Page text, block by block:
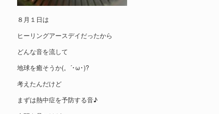
８月１日は
ヒーリングアースデイだったから
どんな音を流して
地球を癒そうか(。´･ω･)?
考えたんだけど
まずは熱中症を予防する音♪